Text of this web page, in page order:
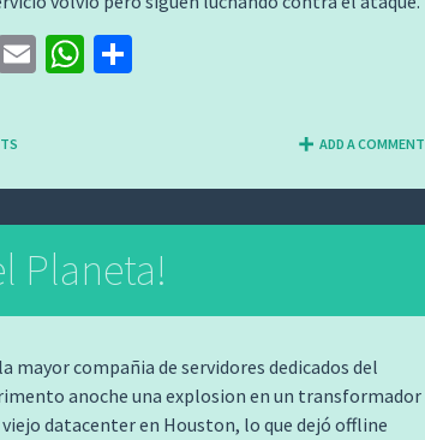
E
W
tir
ADD A COMMENT
Planeta!
mayor compañia de servidores dedicados del
anoche una explosion en un transformador
datacenter en Houston, lo que dejó offline